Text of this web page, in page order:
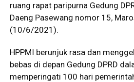
ruang rapat paripurna Gedung
Daeng Pasewang nomor 15,
(10/6/2021).
HPPMI berunjuk rasa dan
bebas di depan Gedung DPRD
memperingati 100 hari